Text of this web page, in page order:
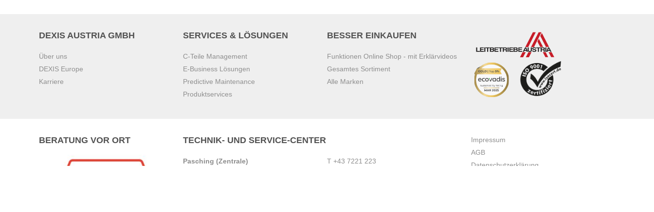
DEXIS AUSTRIA GMBH
Über uns
DEXIS Europe
Karriere
SERVICES & LÖSUNGEN
C-Teile Management
E-Business Lösungen
Predictive Maintenance
Produktservices
BESSER EINKAUFEN
Funktionen Online Shop - mit Erklärvideos
Gesamtes Sortiment
Alle Marken
BERATUNG VOR ORT TECHNIK- UND SERVICE-CENTER
Pasching (Zentrale)
T +43 7221 223
Impressum
AGB
Datenschutzerklärung